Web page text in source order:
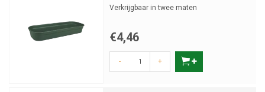
Verkrijgbaar in twee maten
€4,46
- +